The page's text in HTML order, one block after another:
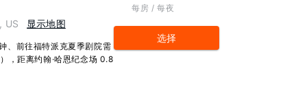
US 显示地图
、前往福特派克夏季剧院需
，距离约翰·哈恩纪念场 0.8
每房 / 每夜
选择